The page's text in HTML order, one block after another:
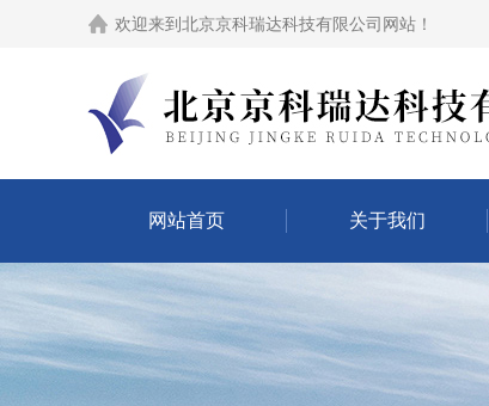
欢迎来到 北京京科瑞达科技有限公司网站 ！
网站首页 关于我们